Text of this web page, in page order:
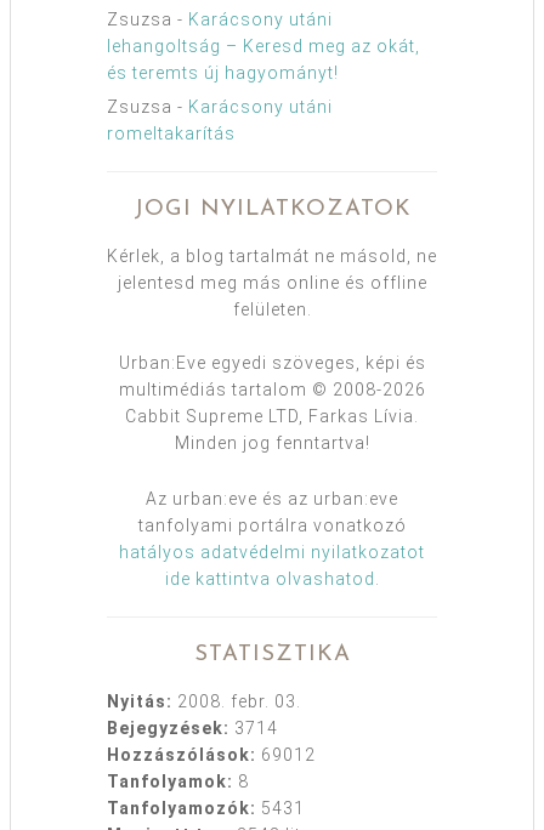
Zsuzsa - Karácsony utáni
lehangoltság – Keresd meg az okát,
és teremts új hagyományt!
Zsuzsa - Karácsony utáni
romeltakarítás
JOGI NYILATKOZATOK
Kérlek, a blog tartalmát ne másold, ne
jelentesd meg más online és offline
felületen.
Urban:Eve egyedi szöveges, képi és
multimédiás tartalom © 2008-2026
Cabbit Supreme LTD, Farkas Lívia.
Minden jog fenntartva!
Az urban:eve és az urban:eve
tanfolyami portálra vonatkozó
hatályos adatvédelmi nyilatkozatot
ide kattintva olvashatod
STATISZTIKA
Nyitás: 2008. febr. 03.
Bejegyzések: 3714
Hozzászólások: 69012
Tanfolyamok: 8
Tanfolyamozók: 5431